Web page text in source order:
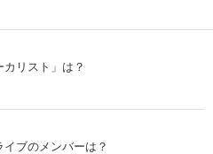
リスト」は？
ブのメンバーは？